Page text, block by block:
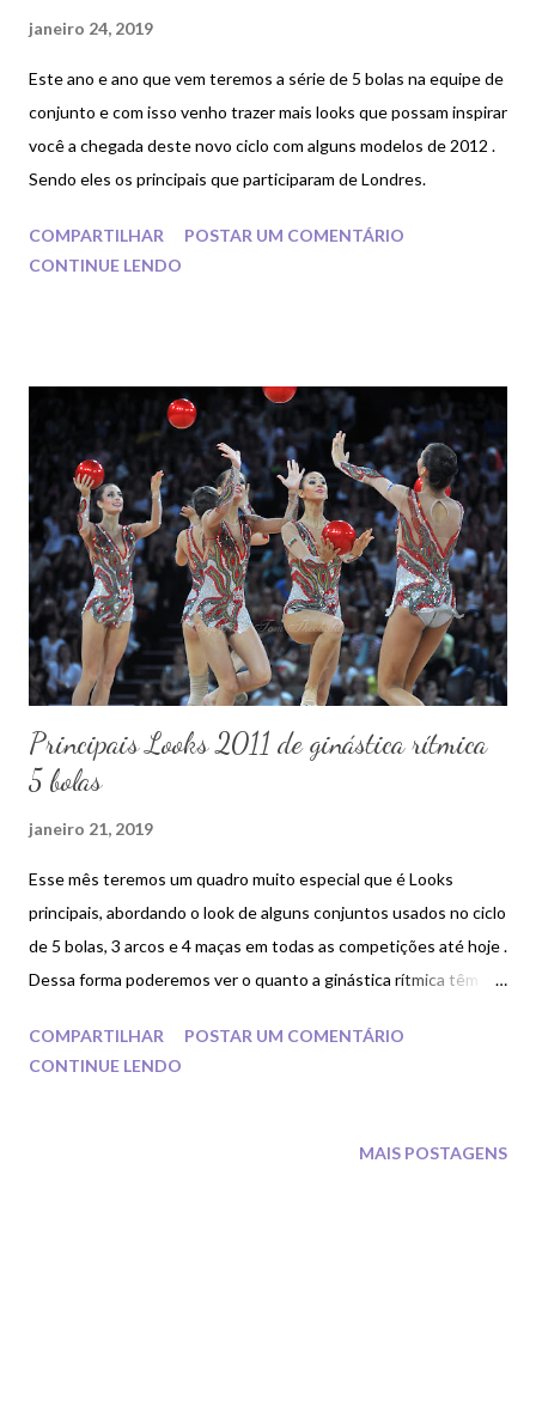
janeiro 24, 2019
Este ano e ano que vem teremos a série de 5 bolas na equipe de
conjunto e com isso venho trazer mais looks que possam inspirar
você a chegada deste novo ciclo com alguns modelos de 2012 .
Sendo eles os principais que participaram de Londres.
COMPARTILHAR
POSTAR UM COMENTÁRIO
CONTINUE LENDO
Principais Looks 2011 de ginástica rítmica
5 bolas
janeiro 21, 2019
Esse mês teremos um quadro muito especial que é Looks
principais, abordando o look de alguns conjuntos usados no ciclo
de 5 bolas, 3 arcos e 4 maças em todas as competições até hoje .
Dessa forma poderemos ver o quanto a ginástica rítmica têm
mundo da ginástica rítmica , se volte para o mundo da moda
COMPARTILHAR
POSTAR UM COMENTÁRIO
CONTINUE LENDO
MAIS POSTAGENS